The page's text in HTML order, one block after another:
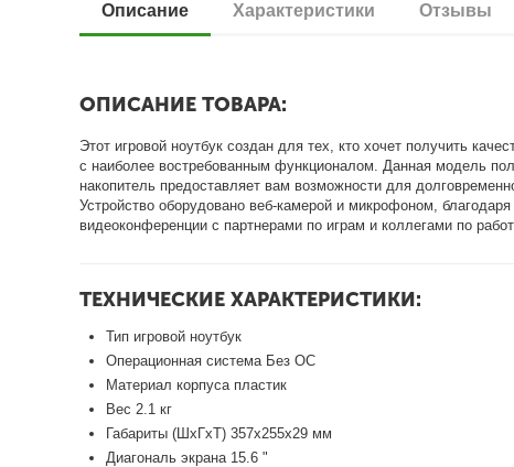
Описание Характеристики Отзывы
ОПИСАНИЕ ТОВАРА:
Этот игровой ноутбук создан для тех, кто хочет получить
с наиболее востребованным функционалом. Данная модель
накопитель предоставляет вам возможности для
Устройство оборудовано веб-камерой и микрофоном,
видеоконференции с партнерами по играм и коллегами по
ТЕХНИЧЕСКИЕ ХАРАКТЕРИСТИКИ:
Тип игровой ноутбук
Операционная система Без ОС
Материал корпуса пластик
Вес 2.1 кг
Габариты (ШхГхТ) 357х255х29 мм
Диагональ экрана 15.6 "